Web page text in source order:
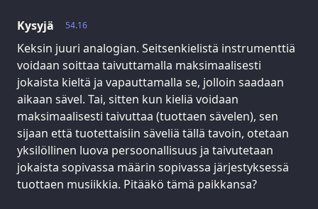
54.16
Kysyjä
Keksin juuri analogian. Seitsenkielistä instrumenttiä
voidaan soittaa taivuttamalla maksimaalisesti
jokaista kieltä ja vapauttamalla se, jolloin saadaan
aikaan sävel. Tai, sitten kun kieliä voidaan
maksimaalisesti taivuttaa (tuottaen sävelen), sen
sijaan että tuotettaisiin säveliä tällä tavoin, otetaan
yksilöllinen luova persoonallisuus ja taivutetaan
jokaista sopivassa määrin sopivassa järjestyksessä
tuottaen musiikkia. Pitääkö tämä paikkansa?